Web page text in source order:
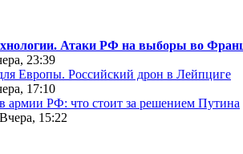
Атаки РФ на выборы во
23:39
Европы. Российский дрон в Лейпциге
17:10
армии РФ: что стоит за решением Путина
15:22